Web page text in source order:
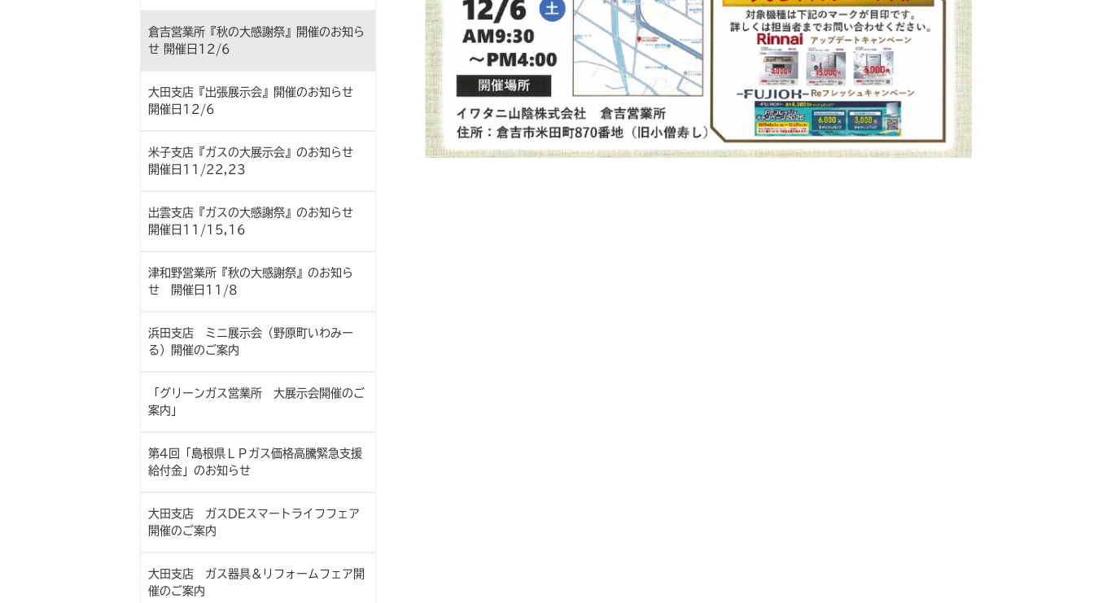
倉吉営業所『秋の大感謝祭』開催のお知ら
せ 開催日12/6
大田支店『出張展示会』開催のお知らせ
開催日12/6
米子支店『ガスの大展示会』のお知らせ
開催日11/22,23
出雲支店『ガスの大感謝祭』のお知らせ
開催日11/15,16
津和野営業所『秋の大感謝祭』のお知ら
せ 開催日11/8
浜田支店 ミニ展示会（野原町いわみー
る）開催のご案内
「グリーンガス営業所 大展示会開催のご
案内」
第4回「島根県ＬＰガス価格高騰緊急支援
給付金」のお知らせ
大田支店 ガスDEスマートライフフェア
開催のご案内
大田支店 ガス器具＆リフォームフェア開
催のご案内